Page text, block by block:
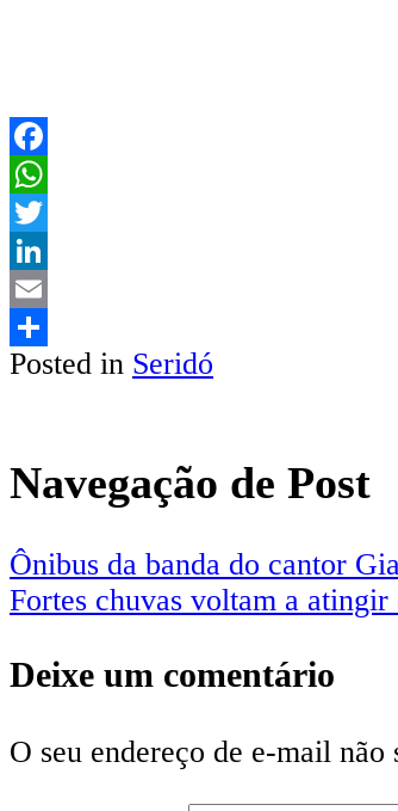
Facebook
WhatsApp
Twitter
LinkedIn
Email
Share
Posted in Seridó
Navegação de Post
Ônibus da banda do cantor
Fortes chuvas voltam a
Deixe um comentário
O seu endereço de e-mail não